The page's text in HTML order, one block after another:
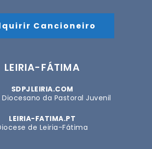
Cancioneiro
LEIRIA-FÁTIMA
SDPJLEIRIA.COM
da Pastoral Juvenil
LEIRIA-FATIMA.PT
de Leiria-Fátima